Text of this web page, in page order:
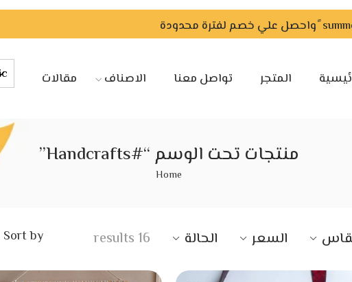
المتجر تواصل معنا الاصناف مقالات
منتجات تحت الوسم “#Handcrafts”
Home
السعر الحالة 16 results
Sort by